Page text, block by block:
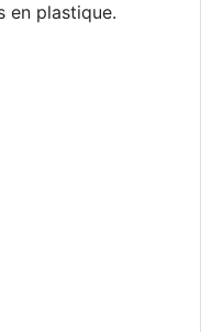
en plastique.